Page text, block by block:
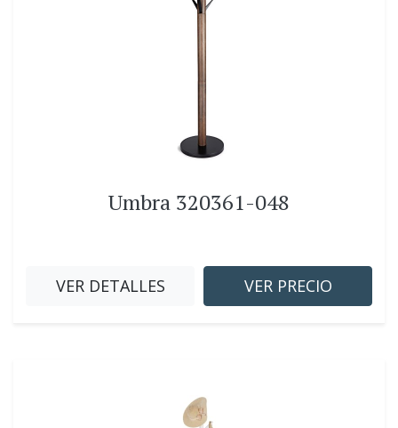
Umbra 320361-048
VER DETALLES VER PRECIO